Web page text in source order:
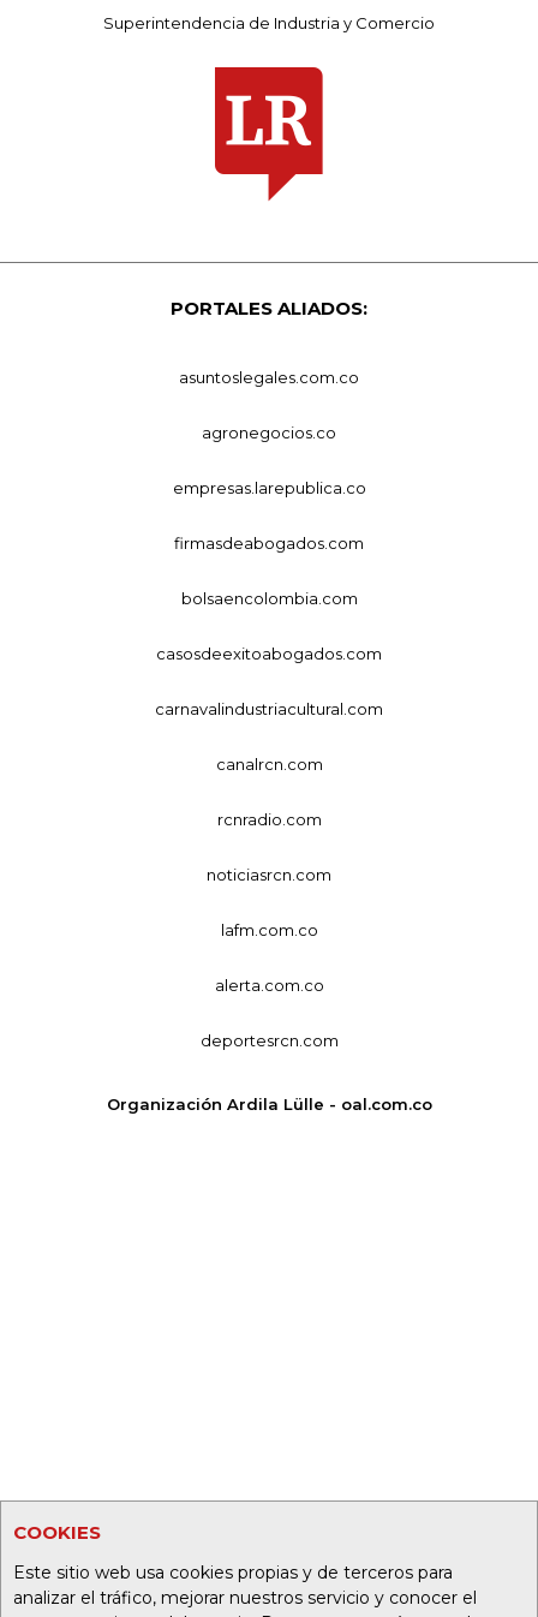
COOKIES
Este sitio web usa cookies propias y de terceros para
analizar el tráfico, mejorar nuestros servicio y conocer el
Superintendencia de Industria y Comercio
PORTALES ALIADOS:
asuntoslegales.com.co
agronegocios.co
empresas.larepublica.co
firmasdeabogados.com
bolsaencolombia.com
casosdeexitoabogados.com
carnavalindustriacultural.com
canalrcn.com
rcnradio.com
noticiasrcn.com
lafm.com.co
alerta.com.co
deportesrcn.com
Organización Ardila Lülle - oal.com.co